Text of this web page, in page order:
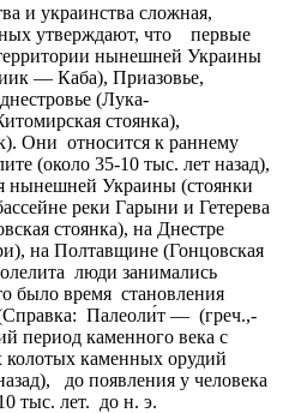
и украинства сложная,
утверждают, что первые
нынешней Украины
— Каба), Приазовье,
(Лука-
стоянка),
Они относится к раннему
(около 35-10 тыс. лет назад),
нынешней Украины (стоянки
реки Гарыни и Гетерева
стоянка), на Днестре
на Полтавщине (Гонцовская
люди занимались
было время становления
(Справка: Палеоли́т — (греч.,-
период каменного века с
колотых каменных орудий
до появления у человека
тыс. лет. до н. э.